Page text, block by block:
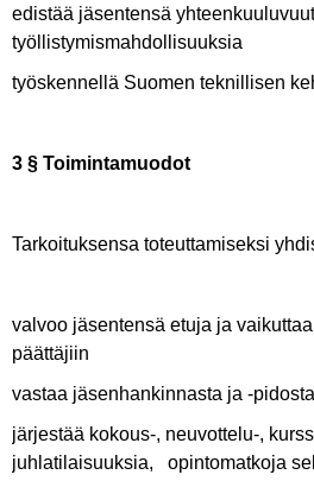
edistää jäsentensä
työllistymismahdollisuuksia
työskennellä Suomen teknillisen
3 § Toimintamuodot
Tarkoituksensa toteuttamiseksi
valvoo jäsentensä etuja ja
päättäjiin
vastaa jäsenhankinnasta ja -pidosta
järjestää kokous-, neuvottelu-,
juhlatilaisuuksia, opintomatkoja